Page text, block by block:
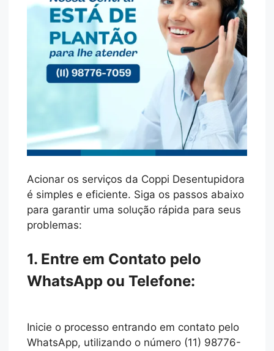
Acionar os serviços da Coppi Desentupidora
é simples e eficiente. Siga os passos abaixo
para garantir uma solução rápida para seus
problemas:
1. Entre em Contato pelo
WhatsApp ou Telefone:
Inicie o processo entrando em contato pelo
WhatsApp, utilizando o número (11) 98776-